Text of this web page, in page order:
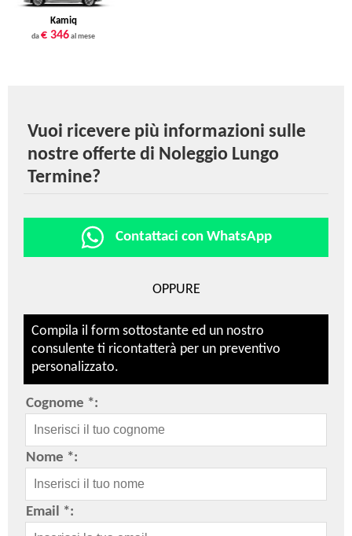
Kamiq
da€ 346 al mese
Vuoi ricevere più informazioni sulle
nostre offerte di Noleggio Lungo
Termine?
Contattaci con WhatsApp
OPPURE
Compila il form sottostante ed un nostro
consulente ti ricontatterà per un preventivo
personalizzato.
Cognome *:
Nome *:
Email *: